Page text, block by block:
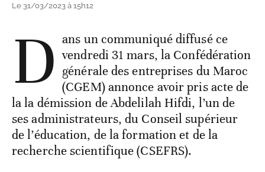
Le 31/03/2023 à 15h12
D ans un communiqué diffusé ce
vendredi 31 mars, la Confédération
générale des entreprises du Maroc
(CGEM) annonce avoir pris acte de
la la démission de Abdelilah Hifdi, l’un de
ses administrateurs, du Conseil supérieur
de l’éducation, de la formation et de la
recherche scientifique (CSEFRS).